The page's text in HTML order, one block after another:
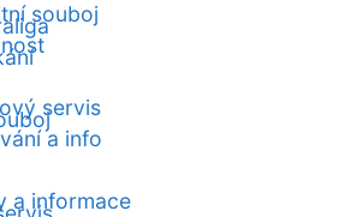
souboj
servis
a info
a informace